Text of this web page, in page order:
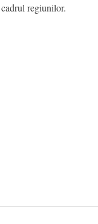
regiunilor.